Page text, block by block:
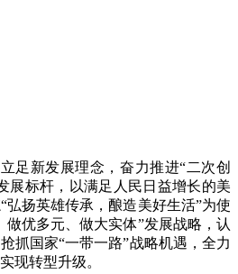
新发展理念，奋力推进“二次创
展标杆，以满足人民日益增长的美
弘扬英雄传承，酿造美好生活”为使
做优多元、做大实体”发展战略，认
抓国家“一带一路”战略机遇，全力
现转型升级。